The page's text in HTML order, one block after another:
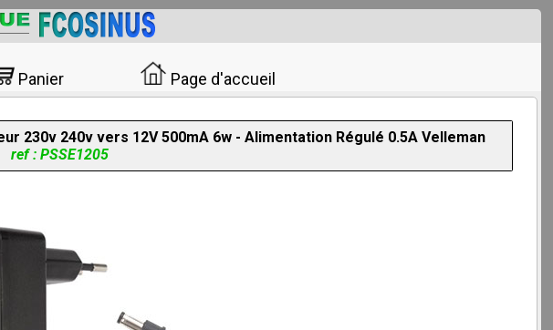
Panier Page d'accueil
230v 240v vers 12V 500mA 6w - Alimentation Régulé 0.5A Velleman
ref : PSSE1205